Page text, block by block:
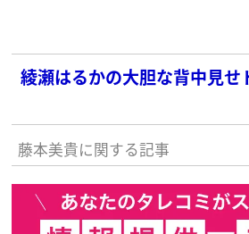
綾瀬はるかの大胆な背中見せ
藤本美貴に関する記事